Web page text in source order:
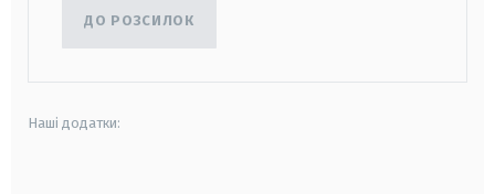
ДО РОЗСИЛОК
Наші додатки: